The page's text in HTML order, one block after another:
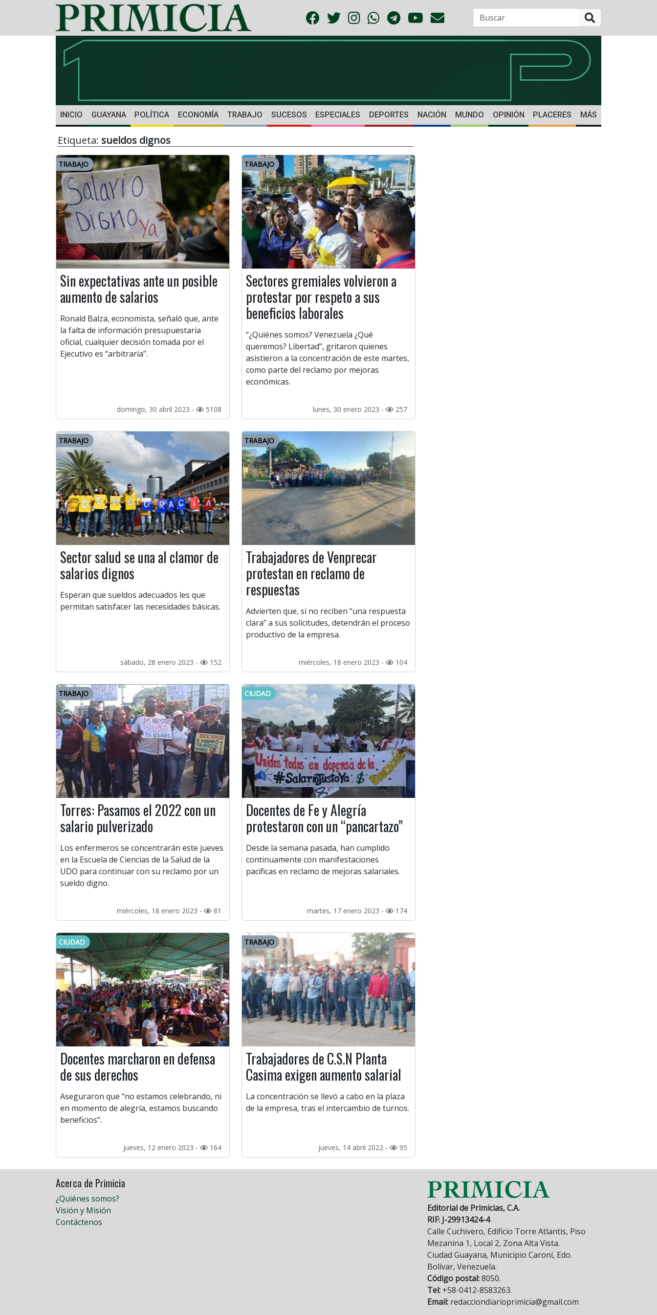
INICIO GUAYANA POLÍTICA ECONOMÍA TRABAJO SUCESOS ESPECIALES DEPORTES NACIÓN MUNDO OPINIÓN PLACERES MÁS
Etiqueta: sueldos dignos
TRABAJO
Sin expectativas ante un posible
aumento de salarios
Ronald Balza, economista, señaló que, ante
la falta de información presupuestaria
oficial, cualquier decisión tomada por el
Ejecutivo es “arbitraria”.
domingo, 30 abril 2023 - 5108
TRABAJO
Sectores gremiales volvieron a
protestar por respeto a sus
beneficios laborales
“¿Quiénes somos? Venezuela ¿Qué
queremos? Libertad”, gritaron quienes
asistieron a la concentración de este martes,
como parte del reclamo por mejoras
económicas.
lunes, 30 enero 2023 - 257
TRABAJO
Sector salud se una al clamor de
salarios dignos
Esperan que sueldos adecuados les que
permitan satisfacer las necesidades básicas.
sábado, 28 enero 2023 - 152
TRABAJO
Trabajadores de Venprecar
protestan en reclamo de
respuestas
Advierten que, si no reciben “una respuesta
clara” a sus solicitudes, detendrán el proceso
productivo de la empresa.
miércoles, 18 enero 2023 - 104
TRABAJO
Torres: Pasamos el 2022 con un
salario pulverizado
Los enfermeros se concentrarán este jueves
en la Escuela de Ciencias de la Salud de la
UDO para continuar con su reclamo por un
sueldo digno.
miércoles, 18 enero 2023 - 81
CIUDAD
Docentes de Fe y Alegría
protestaron con un “pancartazo”
Desde la semana pasada, han cumplido
continuamente con manifestaciones
pacíficas en reclamo de mejoras salariales.
martes, 17 enero 2023 - 174
CIUDAD
Docentes marcharon en defensa
de sus derechos
Aseguraron que “no estamos celebrando, ni
en momento de alegría, estamos buscando
beneficios”.
jueves, 12 enero 2023 - 164
TRABAJO
Trabajadores de C.S.N Planta
Casima exigen aumento salarial
La concentración se llevó a cabo en la plaza
de la empresa, tras el intercambio de turnos.
jueves, 14 abril 2022 - 95
Acerca de Primicia
¿Quiénes somos?
Visión y Misión
Contáctenos
Editorial de Primicias, C.A.
RIF: J-29913424-4
Calle Cuchivero, Edificio Torre Atlantis, Piso
Mezanina 1, Local 2, Zona Alta Vista.
Ciudad Guayana, Municipio Caroní, Edo.
Bolívar, Venezuela.
Código postal:8050.
Tel: +58-0412-8583263.
Email: redacciondiarioprimicia@gmail.com